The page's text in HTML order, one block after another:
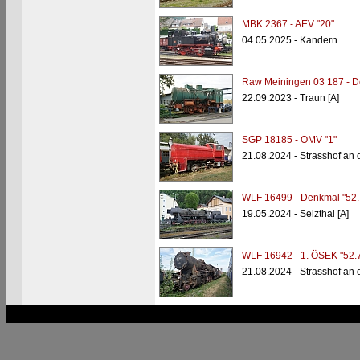
MBK 2367 - AEV "20"
04.05.2025 - Kandern
Raw Meiningen 03 187 -
22.09.2023 - Traun [A]
SGP 18185 - OMV "1"
21.08.2024 - Strasshof an
WLF 16499 - Denkmal
19.05.2024 - Selzthal [A]
WLF 16942 - 1. ÖSEK
21.08.2024 - Strasshof an